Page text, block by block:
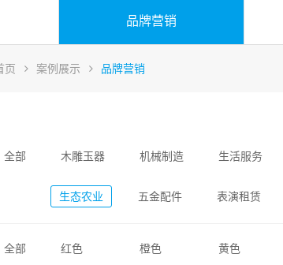
品牌营销
页 案例展示 品牌营销
全部 木雕玉器 机械制造 生活服务
生态农业 五金配件 表演租赁
全部 红色 橙色 黄色